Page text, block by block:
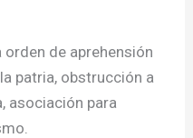
de aprehensión
patria, obstrucción a
asociación para